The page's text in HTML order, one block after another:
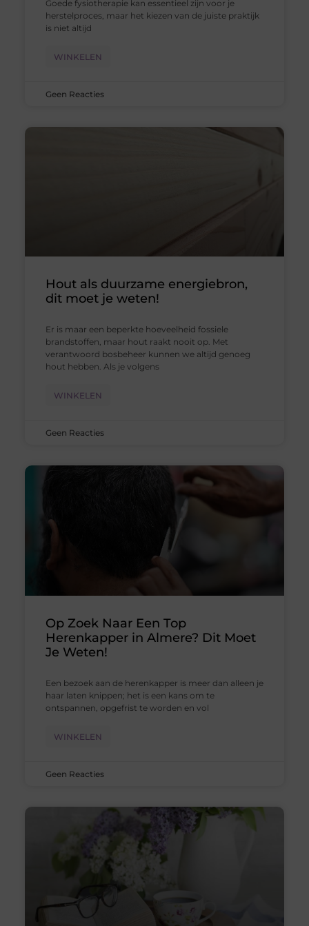
Goede fysiotherapie kan essentieel zijn voor je
herstelproces, maar het kiezen van de juiste praktijk
is niet altijd
WINKELEN
Geen Reacties
Hout als duurzame energiebron,
dit moet je weten!
Er is maar een beperkte hoeveelheid fossiele
brandstoffen, maar hout raakt nooit op. Met
verantwoord bosbeheer kunnen we altijd genoeg
hout hebben. Als je volgens
WINKELEN
Geen Reacties
Op Zoek Naar Een Top
Herenkapper in Almere? Dit Moet
Je Weten!
Een bezoek aan de herenkapper is meer dan alleen je
haar laten knippen; het is een kans om te
ontspannen, opgefrist te worden en vol
WINKELEN
Geen Reacties